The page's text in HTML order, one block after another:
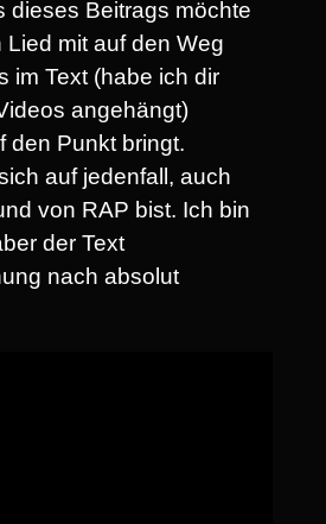
dieses Beitrags möchte
Lied mit auf den Weg
im Text (habe ich dir
angehängt)
den Punkt bringt.
auf jedenfall, auch
von RAP bist. Ich bin
der Text
nach absolut